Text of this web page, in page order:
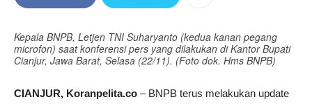
Kepala BNPB, Letjen TNI Suharyanto (kedua kanan pegang
microfon) saat konferensi pers yang dilakukan di Kantor Bupati
Cianjur, Jawa Barat, Selasa (22/11). (Foto dok. Hms BNPB)
CIANJUR, Koranpelita.co – BNPB terus melakukan update